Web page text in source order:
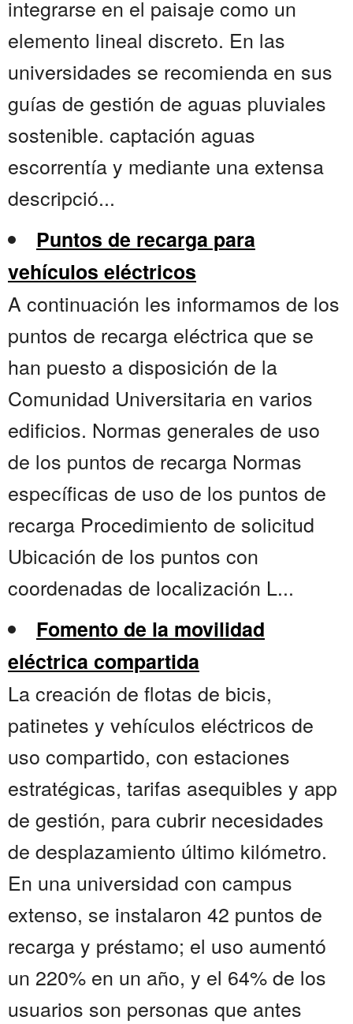
integrarse en el paisaje como un
elemento lineal discreto. En las
universidades se recomienda en sus
guías de gestión de aguas pluviales
sostenible. captación aguas
escorrentía y mediante una extensa
descripció...
Puntos de recarga para
vehículos eléctricos
A continuación les informamos de los
puntos de recarga eléctrica que se
han puesto a disposición de la
Comunidad Universitaria en varios
edificios. Normas generales de uso
de los puntos de recarga Normas
específicas de uso de los puntos de
recarga Procedimiento de solicitud
Ubicación de los puntos con
coordenadas de localización L...
Fomento de la movilidad
eléctrica compartida
La creación de flotas de bicis,
patinetes y vehículos eléctricos de
uso compartido, con estaciones
estratégicas, tarifas asequibles y app
de gestión, para cubrir necesidades
de desplazamiento último kilómetro.
En una universidad con campus
extenso, se instalaron 42 puntos de
recarga y préstamo; el uso aumentó
un 220% en un año, y el 64% de los
usuarios son personas que antes